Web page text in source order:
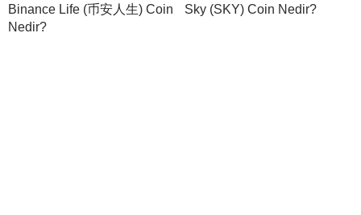
Binance Life (币安人生) Coin
Nedir?
Sky (SKY) Coin Nedir?